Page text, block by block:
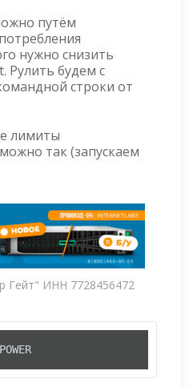
путём
нужно снизить
Рулить будем с
строки от
лимиты
так (запускаем
Гейт" ИНН 7728456472